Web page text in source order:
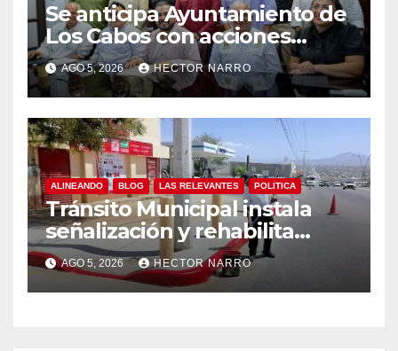
Se anticipa Ayuntamiento de
Los Cabos con acciones
preventivas ante lluvias en el
centro histórico
AGO 5, 2026 HECTOR NARRO
ALINEANDO BLOG LAS RELEVANTES POLITICA
Tránsito Municipal instala
señalización y rehabilita
cruces peatonales en Los
Cabos
AGO 5, 2026 HECTOR NARRO